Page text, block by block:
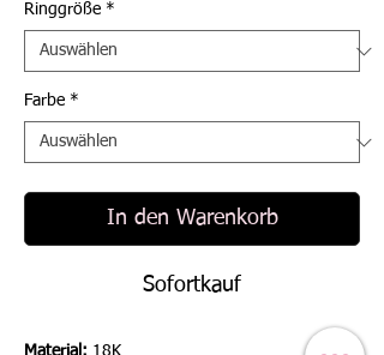
Ringgröße *
Farbe *
In den Warenkorb
Sofortkauf
Material: 18K